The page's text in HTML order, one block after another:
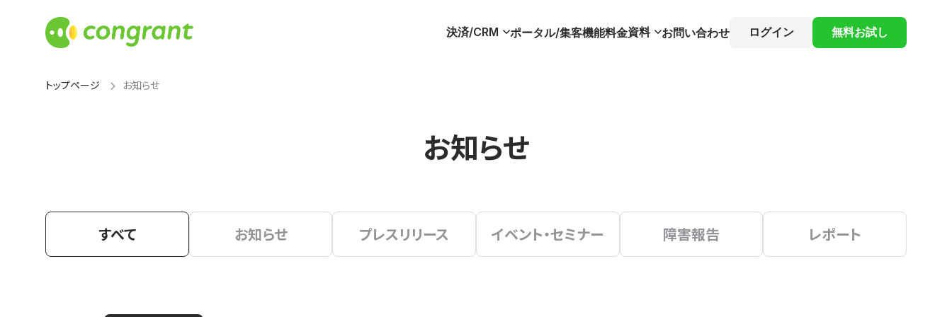
決済/CRM ポータル/集客機能料金資料 お問い合わせ ログイン 無料お試し
トップページ お知らせ
お知らせ
すべて お知らせ プレスリリース イベント・セミナー 障害報告 レポート